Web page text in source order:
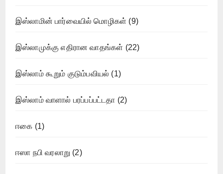
இஸ்லாமின் பார்வையில் மொழிகள் (9)
இஸ்லாமுக்கு எதிரான வாதங்கள் (22)
இஸ்லாம் கூறும் குடும்பவியல் (1)
இஸ்லாம் வாளால் பரப்பப்பட்டதா (2)
ஈகை (1)
ஈஸா நபி வரலாறு (2)